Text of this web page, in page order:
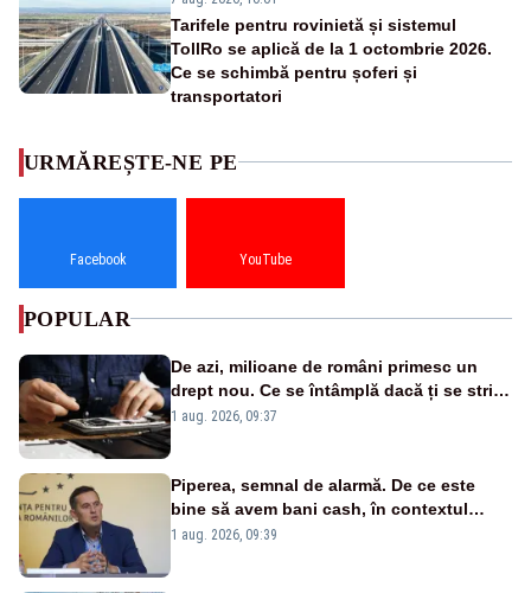
Tarifele pentru rovinietă și sistemul
TollRo se aplică de la 1 octombrie 2026.
Ce se schimbă pentru șoferi și
transportatori
URMĂREȘTE-NE PE
Facebook YouTube
POPULAR
De azi, milioane de români primesc un
drept nou. Ce se întâmplă dacă ți se strică
un produs
1 aug. 2026, 09:37
Piperea, semnal de alarmă. De ce este
bine să avem bani cash, în contextul
alertei energetice?
1 aug. 2026, 09:39